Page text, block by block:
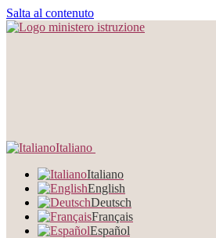
Salta al contenuto
Italiano
Italiano
English
Deutsch
Français
Español